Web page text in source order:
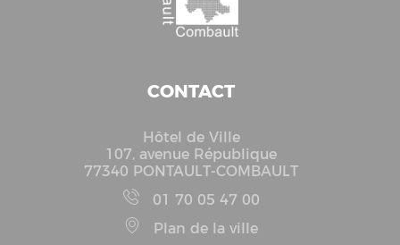
CONTACT
Hôtel de Ville
107, avenue République
77340 PONTAULT-COMBAULT
01 70 05 47 00
Plan de la ville